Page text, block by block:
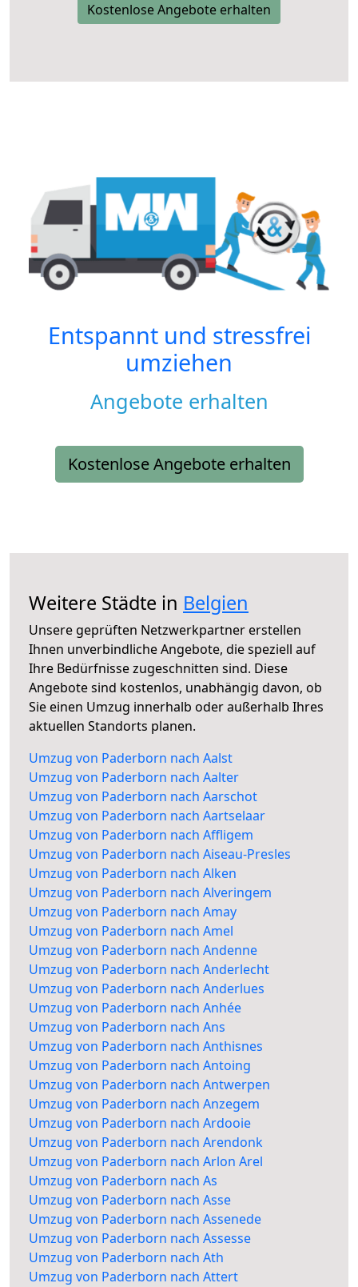
Kostenlose Angebote erhalten
Entspannt und stressfrei
umziehen
Angebote erhalten
Kostenlose Angebote erhalten
Weitere Städte in Belgien
Unsere geprüften Netzwerkpartner erstellen
Ihnen unverbindliche Angebote, die speziell auf
Ihre Bedürfnisse zugeschnitten sind. Diese
Angebote sind kostenlos, unabhängig davon, ob
Sie einen Umzug innerhalb oder außerhalb Ihres
aktuellen Standorts planen.
Umzug von Paderborn nach Aalst
Umzug von Paderborn nach Aalter
Umzug von Paderborn nach Aarschot
Umzug von Paderborn nach Aartselaar
Umzug von Paderborn nach Affligem
Umzug von Paderborn nach Aiseau-Presles
Umzug von Paderborn nach Alken
Umzug von Paderborn nach Alveringem
Umzug von Paderborn nach Amay
Umzug von Paderborn nach Amel
Umzug von Paderborn nach Andenne
Umzug von Paderborn nach Anderlecht
Umzug von Paderborn nach Anderlues
Umzug von Paderborn nach Anhée
Umzug von Paderborn nach Ans
Umzug von Paderborn nach Anthisnes
Umzug von Paderborn nach Antoing
Umzug von Paderborn nach Antwerpen
Umzug von Paderborn nach Anzegem
Umzug von Paderborn nach Ardooie
Umzug von Paderborn nach Arendonk
Umzug von Paderborn nach Arlon Arel
Umzug von Paderborn nach As
Umzug von Paderborn nach Asse
Umzug von Paderborn nach Assenede
Umzug von Paderborn nach Assesse
Umzug von Paderborn nach Ath
Umzug von Paderborn nach Attert